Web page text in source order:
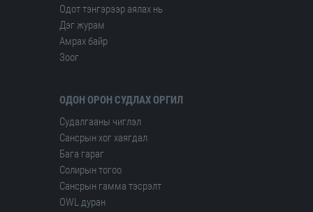
Одот тэнгэрээр аялах нь
Дэг журам
Амрах байр
Зоог
ОДОН ОРОН СУДЛАХ ОРГИЛ
Судалгааны чиглэл
Сансрын хог хаягдал
Бага гараг
Солирын тогоо
Сансрын гамма тэсрэлт
OWL дуран